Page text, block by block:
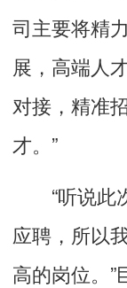
司主要将精
展，高端人
对接，精准
才。”
“听说此
应聘，所以
高的岗位。